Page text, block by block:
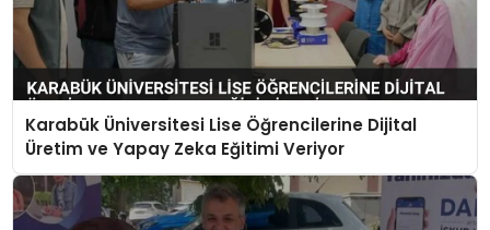
Karabük Üniversitesi Lise Öğrencilerine Dijital
Üretim ve Yapay Zeka Eğitimi Veriyor